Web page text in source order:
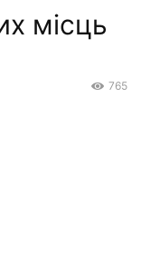
місць
765